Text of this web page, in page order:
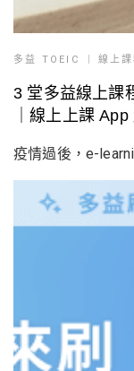
多益 TOEIC 線上課
3 堂多益線上課
｜線上上課 App
疫情過後，e-